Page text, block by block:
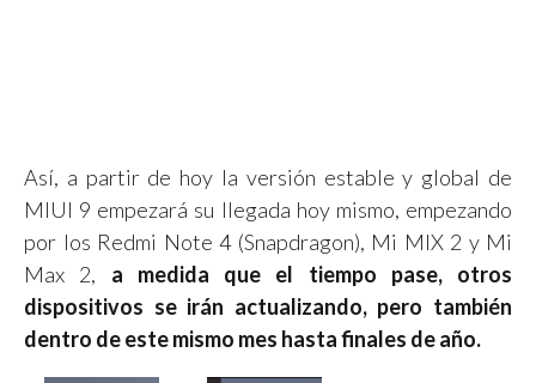
Así, a partir de hoy la versión estable y global de
MIUI 9 empezará su llegada hoy mismo, empezando
por los Redmi Note 4 (Snapdragon), Mi MIX 2 y Mi
Max 2, a medida que el tiempo pase, otros
dispositivos se irán actualizando, pero también
dentro de este mismo mes hasta finales de año.